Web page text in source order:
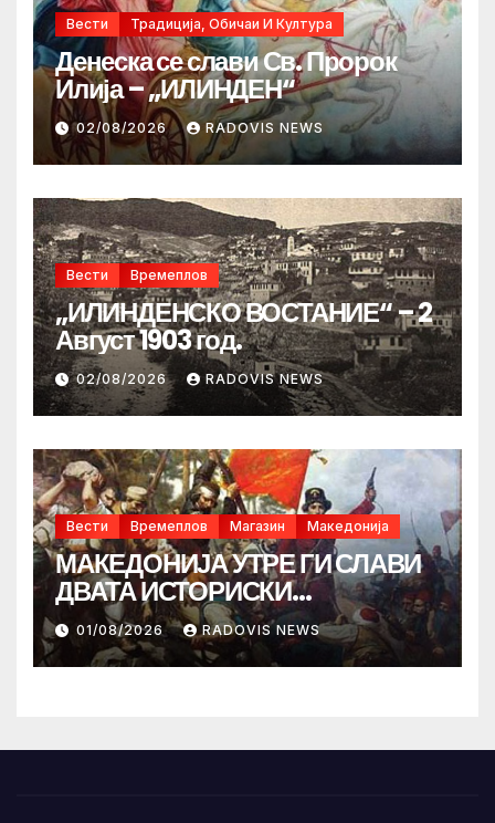
Вести Традиција, Обичаи И Култура
Денеска се слави Св. Пророк
Илија – „ИЛИНДЕН“
02/08/2026 RADOVIS NEWS
Вести Времеплов
„ИЛИНДЕНСКО ВОСТАНИЕ“ – 2
Август 1903 год.
02/08/2026 RADOVIS NEWS
Вести Времеплов Магазин Македонија
МАКЕДОНИЈА УТРЕ ГИ СЛАВИ
ДВАТА ИСТОРИСКИ
ИЛИНДЕНА!
01/08/2026 RADOVIS NEWS